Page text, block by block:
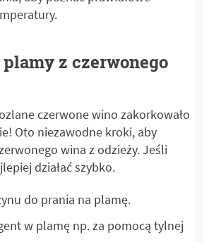
z czerwonego
czerwone wino zakorkowało
Oto niezawodne kroki, aby
wina z odzieży. Jeśli
działać szybko.
do prania na plamę.
w plamę np. za pomocą tylnej